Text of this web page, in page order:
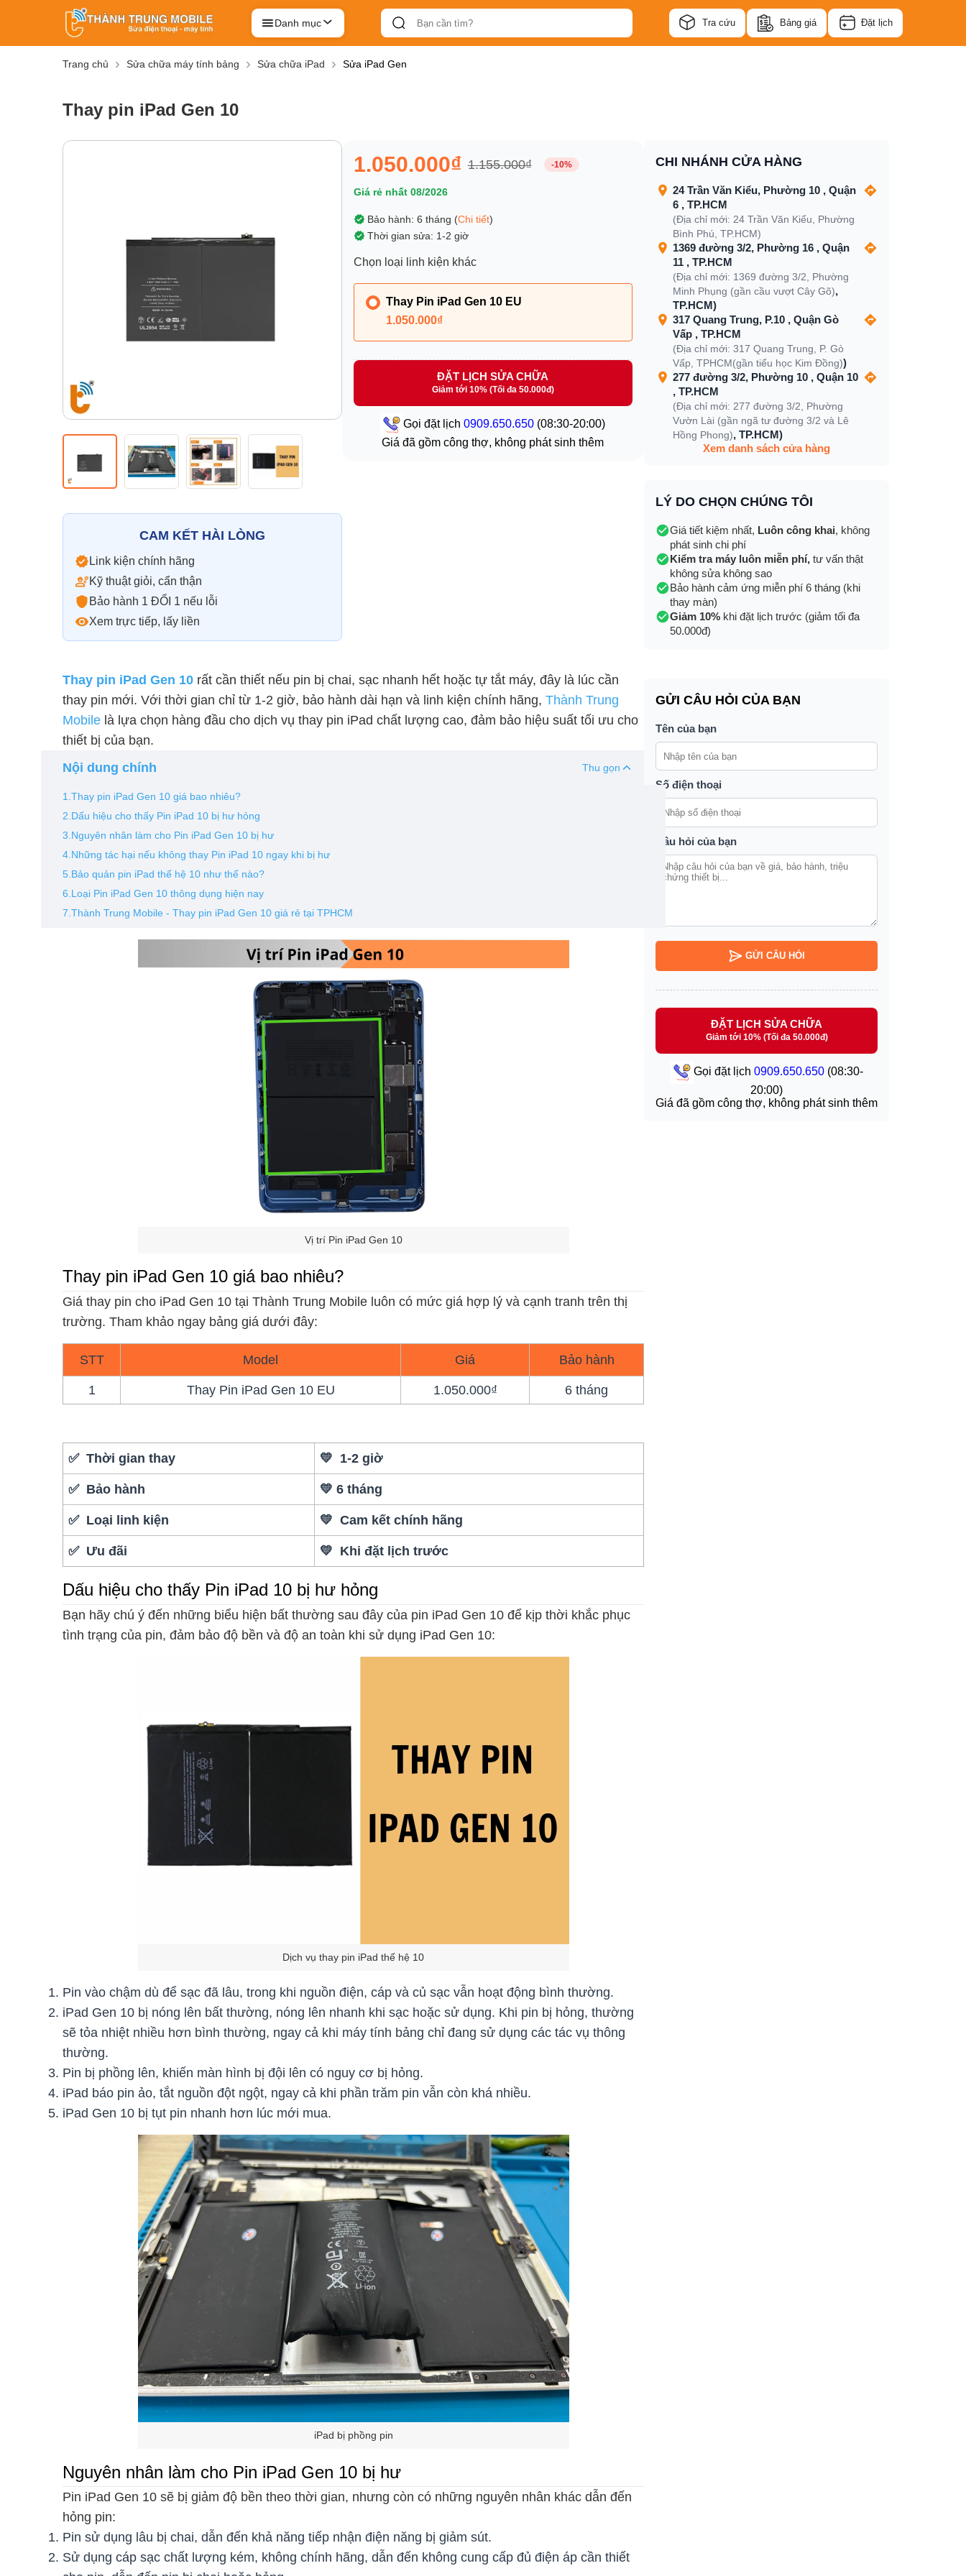
Danh mục Tra cứu Bảng giá Đặt lịch
Trang chủ Sửa chữa máy tính bảng Sửa chữa iPad Sửa iPad Gen
Thay pin iPad Gen 10
CAM KẾT HÀI LÒNG
Link kiện chính hãng
Kỹ thuật giỏi, cẩn thận
Bảo hành 1 ĐỔI 1 nếu lỗi
Xem trực tiếp, lấy liền
1.050.000₫ 1.155.000₫ -10%
Giá rẻ nhất 08/2026
Bảo hành: 6 tháng (Chi tiết)
Thời gian sửa: 1-2 giờ
Chọn loại linh kiện khác
Thay Pin iPad Gen 10 EU
1.050.000₫
ĐẶT LỊCH SỬA CHỮA
Giảm tới 10% (Tối đa 50.000đ)
Gọi đặt lịch0909.650.650 (08:30-20:00)
Giá đã gồm công thợ, không phát sinh thêm
Thay pin iPad Gen 10 rất cần thiết nếu pin bị chai, sạc nhanh hết hoặc tự tắt máy, đây là lúc cần
thay pin mới. Với thời gian chỉ từ 1-2 giờ, bảo hành dài hạn và linh kiện chính hãng, Thành Trung
Mobile là lựa chọn hàng đầu cho dịch vụ thay pin iPad chất lượng cao, đảm bảo hiệu suất tối ưu cho
thiết bị của bạn.
Nội dung chính
Thu gọn
1.Thay pin iPad Gen 10 giá bao nhiêu?
2.Dấu hiệu cho thấy Pin iPad 10 bị hư hỏng
3.Nguyên nhân làm cho Pin iPad Gen 10 bị hư
4.Những tác hại nếu không thay Pin iPad 10 ngay khi bị hư
5.Bảo quản pin iPad thế hệ 10 như thế nào?
6.Loại Pin iPad Gen 10 thông dụng hiện nay
7.Thành Trung Mobile - Thay pin iPad Gen 10 giá rẻ tại TPHCM
Vị trí Pin iPad Gen 10
Thay pin iPad Gen 10 giá bao nhiêu?
Giá thay pin cho iPad Gen 10 tại Thành Trung Mobile luôn có mức giá hợp lý và cạnh tranh trên thị
trường. Tham khảo ngay bảng giá dưới đây:
STT Model Giá Bảo hành
1 Thay Pin iPad Gen 10 EU 1.050.000₫ 6 tháng
✅ Thời gian thay 💛 1-2 giờ
✅ Bảo hành 💛 6 tháng
✅ Loại linh kiện 💛 Cam kết chính hãng
✅ Ưu đãi 💛 Khi đặt lịch trước
Dấu hiệu cho thấy Pin iPad 10 bị hư hỏng
Bạn hãy chú ý đến những biểu hiện bất thường sau đây của pin iPad Gen 10 để kịp thời khắc phục
tình trạng của pin, đảm bảo độ bền và độ an toàn khi sử dụng iPad Gen 10:
Dịch vụ thay pin iPad thế hệ 10
Pin vào chậm dù để sạc đã lâu, trong khi nguồn điện, cáp và củ sạc vẫn hoạt động bình thường.
iPad Gen 10 bị nóng lên bất thường, nóng lên nhanh khi sạc hoặc sử dụng. Khi pin bị hỏng, thường
sẽ tỏa nhiệt nhiều hơn bình thường, ngay cả khi máy tính bảng chỉ đang sử dụng các tác vụ thông
thường.
Pin bị phồng lên, khiến màn hình bị đội lên có nguy cơ bị hỏng.
iPad báo pin ảo, tắt nguồn đột ngột, ngay cả khi phần trăm pin vẫn còn khá nhiều.
iPad Gen 10 bị tụt pin nhanh hơn lúc mới mua.
iPad bị phồng pin
Nguyên nhân làm cho Pin iPad Gen 10 bị hư
Pin iPad Gen 10 sẽ bị giảm độ bền theo thời gian, nhưng còn có những nguyên nhân khác dẫn đến
hỏng pin:
Pin sử dụng lâu bị chai, dẫn đến khả năng tiếp nhận điện năng bị giảm sút.
Sử dụng cáp sạc chất lượng kém, không chính hãng, dẫn đến không cung cấp đủ điện áp cần thiết
CHI NHÁNH CỬA HÀNG
24 Trần Văn Kiểu, Phường 10 , Quận
6 , TP.HCM
(Địa chỉ mới: 24 Trần Văn Kiểu, Phường
Bình Phú, TP.HCM)
1369 đường 3/2, Phường 16 , Quận
11 , TP.HCM
(Địa chỉ mới: 1369 đường 3/2, Phường
Minh Phụng (gần cầu vượt Cây Gõ),
TP.HCM)
317 Quang Trung, P.10 , Quận Gò
Vấp , TP.HCM
(Địa chỉ mới: 317 Quang Trung, P. Gò
Vấp, TPHCM(gần tiểu học Kim Đồng))
277 đường 3/2, Phường 10 , Quận 10
, TP.HCM
(Địa chỉ mới: 277 đường 3/2, Phường
Vườn Lài (gần ngã tư đường 3/2 và Lê
Hồng Phong), TP.HCM)
Xem danh sách cửa hàng
LÝ DO CHỌN CHÚNG TÔI
Giá tiết kiệm nhất, Luôn công khai, không
phát sinh chi phí
Kiểm tra máy luôn miễn phí, tư vấn thật
không sửa không sao
Bảo hành cảm ứng miễn phí 6 tháng (khi
thay màn)
Giảm 10% khi đặt lịch trước (giảm tối đa
50.000đ)
GỬI CÂU HỎI CỦA BẠN
Tên của bạn
Số điện thoại
Câu hỏi của bạn
GỬI CÂU HỎI
ĐẶT LỊCH SỬA CHỮA
Giảm tới 10% (Tối đa 50.000đ)
Gọi đặt lịch 0909.650.650(08:30-
20:00)
Giá đã gồm công thợ, không phát sinh thêm